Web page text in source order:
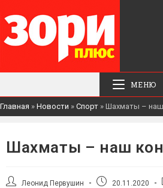
МЕНЮ
Главная » Новости » Спорт » Шахматы –
Шахматы – наш
АвторЛеонид Первушин
Запись20.11.2020